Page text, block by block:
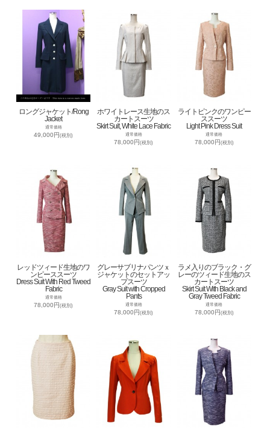
ロングジャケット/Rong
Jacket
通常価格
49,000円(税別)
ホワイトレース生地のス
カートスーツ
Skirt Suit, White Lace Fabric
通常価格
78,000円(税別)
ライトピンクのワンピー
ススーツ
Light Pink Dress Suit
通常価格
78,000円(税別)
レッドツィード生地のワ
ンピーススーツ
Dress Suit With Red Tweed
Fabric
通常価格
78,000円(税別)
グレーサブリナパンツｘ
ジャケットのセットアッ
プスーツ
Gray Suit with Cropped
Pants
通常価格
78,000円(税別)
ラメ入りのブラック・グ
レーのツィード生地のス
カートスーツ
Skirt Suit With Black and
Gray Tweed Fabric
通常価格
78,000円(税別)